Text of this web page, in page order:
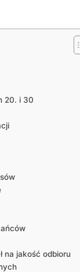
20. i 30
na jakość odbioru